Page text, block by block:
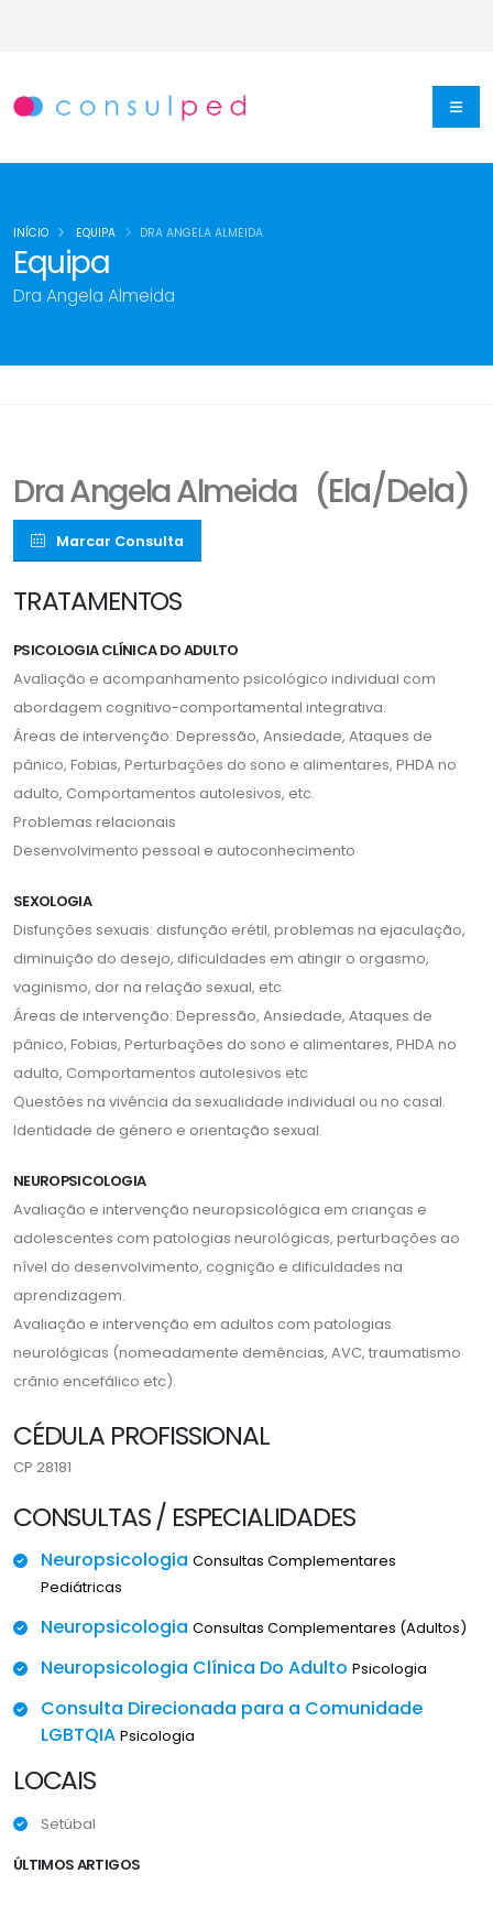
Equipa
Dra Angela Almeida
INÍCIO EQUIPA DRA ANGELA ALMEIDA
Dra Angela Almeida (Ela/Dela)
Marcar Consulta
TRATAMENTOS
PSICOLOGIA CLÍNICA DO ADULTO
Avaliação e acompanhamento psicológico individual com
abordagem cognitivo-comportamental integrativa.
Áreas de intervenção: Depressão, Ansiedade, Ataques de
pânico, Fobias, Perturbações do sono e alimentares, PHDA no
adulto, Comportamentos autolesivos, etc.
Problemas relacionais
Desenvolvimento pessoal e autoconhecimento
SEXOLOGIA
Disfunções sexuais: disfunção erétil, problemas na ejaculação,
diminuição do desejo, dificuldades em atingir o orgasmo,
vaginismo, dor na relação sexual, etc.
Áreas de intervenção: Depressão, Ansiedade, Ataques de
pânico, Fobias, Perturbações do sono e alimentares, PHDA no
adulto, Comportamentos autolesivos etc
Questões na vivência da sexualidade individual ou no casal.
Identidade de género e orientação sexual.
NEUROPSICOLOGIA
Avaliação e intervenção neuropsicológica em crianças e
adolescentes com patologias neurológicas, perturbações ao
nível do desenvolvimento, cognição e dificuldades na
aprendizagem.
Avaliação e intervenção em adultos com patologias
neurológicas (nomeadamente demências, AVC, traumatismo
crânio encefálico etc).
CÉDULA PROFISSIONAL
CP 28181
CONSULTAS / ESPECIALIDADES
Neuropsicologia Consultas Complementares
Pediátricas
Neuropsicologia Consultas Complementares (Adultos)
Neuropsicologia Clínica Do Adulto Psicologia
Consulta Direcionada para a Comunidade
LGBTQIA Psicologia
LOCAIS
Setúbal
ÚLTIMOS ARTIGOS